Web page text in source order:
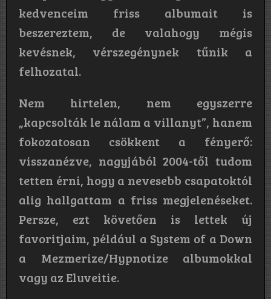
kedvenceim friss albumait is
beszereztem, de valahogy mégis
kevésnek, vérszegénynek tűnik a
felhozatal.
Nem hirtelen, nem egyszerre
„kapcsolták le nálam a villanyt”, hanem
fokozatosan csökkent a fényerő:
visszanézve, nagyjából 2004-től tudom
tetten érni, hogy a nevesebb csapatoktól
alig hallgattam a friss megjelenéseket.
Persze, ezt követően is lettek új
favoritjaim, például a System of a Down
a Mezmerize/Hypnotize albumokkal
vagy az Eluveitie.